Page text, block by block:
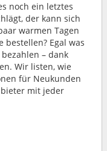
noch ein letztes
der kann sich
warmen Tagen
Egal was
– dank
Wir listen, wie
für Neukunden
mit jeder